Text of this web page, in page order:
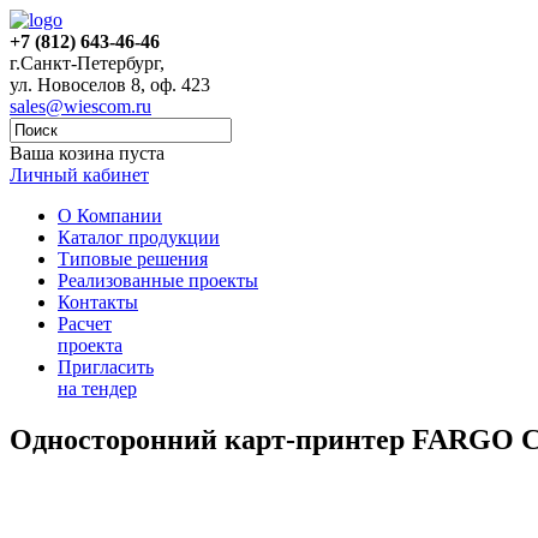
+7 (812) 643-46-46
г.Санкт-Петербург,
ул. Новоселов 8, оф. 423
sales@wiescom.ru
Ваша козина пуста
Личный кабинет
О Компании
Каталог продукции
Типовые решения
Реализованные проекты
Контакты
Расчет
проекта
Пригласить
на тендер
Односторонний карт-принтер FARGO